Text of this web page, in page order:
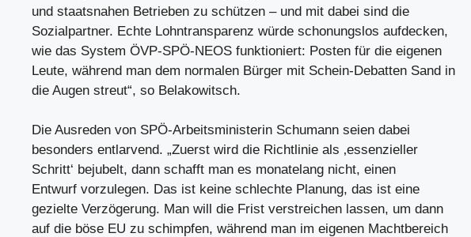
und staatsnahen Betrieben zu schützen – und mit dabei sind die
Sozialpartner. Echte Lohntransparenz würde schonungslos aufdecken,
wie das System ÖVP-SPÖ-NEOS funktioniert: Posten für die eigenen
Leute, während man dem normalen Bürger mit Schein-Debatten Sand in
die Augen streut“, so Belakowitsch.
Die Ausreden von SPÖ-Arbeitsministerin Schumann seien dabei
besonders entlarvend. „Zuerst wird die Richtlinie als ‚essenzieller
Schritt‘ bejubelt, dann schafft man es monatelang nicht, einen
Entwurf vorzulegen. Das ist keine schlechte Planung, das ist eine
gezielte Verzögerung. Man will die Frist verstreichen lassen, um dann
auf die böse EU zu schimpfen, während man im eigenen Machtbereich